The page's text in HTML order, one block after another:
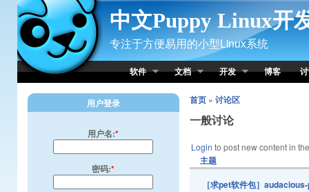
Skip to Content
中文Puppy Linux开
专注于方便易用的小型Linux系统
软件 文档 开发 博客
首页» 讨论区
一般讨论
Login to post new content in
主题
［求pet软件包］
用户登录
用户名:*
密码:*